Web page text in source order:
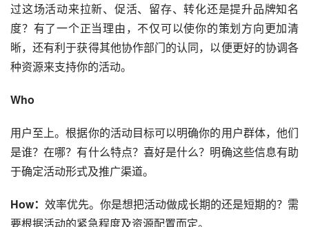
过这场活动来拉新、促活、 留存、转化还是提升品牌知名
度？有了一个正当理由，不仅可以使你的策划方向更加清
晰，还有利于获得其他协作部门的认同，以便更好的协调各
种资源来支持你的活动。
Who
用户至上。根据你的活动目标可以明确你的用户群体，他们
是谁？在哪？有什么特点？喜好是什么？明确这些信息有助
于确定活动形式及推广渠道。
How： 效率优先。你是想把活动做成长期的还是短期的？需
要根据活动的紧急程度及资源配置而定。